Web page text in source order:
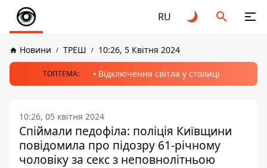
RU
Новини ТРЕШ 10:26, 5 Квітня 2024
ТОПТЕМА: Відключення світла у столиці
10:26, 05 квітня 2024
Спіймали педофіла: поліція Київщини
повідомила про підозру 61-річному
чоловіку за секс з неповнолітньою